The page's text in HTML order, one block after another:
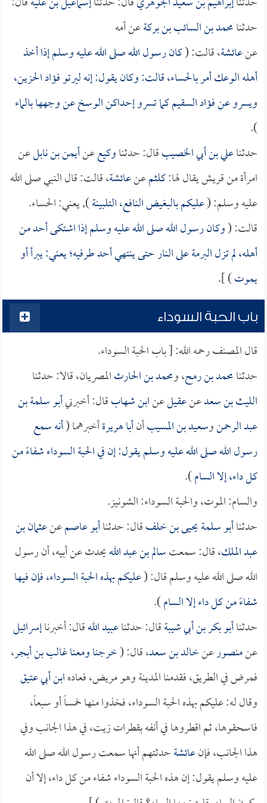
حدثنامحمد بن السائب بن بركةعن أمه
عنعائشة، قالت: (كان رسول الله صلى الله عليه وسلم إذا أخذ
أهله الوعك أمر بالحساء، قالت: وكان يقول: إنه ليرتو فؤاد الحزين،
ويسرو عن فؤاد السقيم كما تسرو إحداكن الوسخ عن وجهها بالماء
).
حدثناعلي بن أبي الخصيبقال: حدثناوكيععنأيمن بن نابلعن
امرأة من قريش يقال لها:كلثمعنعائشة، قالت: قال النبي صلى الله
عليه وسلم: (عليكم بالبغيض النافع، التلبينة), يعني: الحساء.
قالت: (وكان رسول الله صلى الله عليه وسلم إذا اشتكى أحد من
أهله، لم تزل البرمة على النار حتى ينتهي أحد طرفيه؛ يعني: يبرأ أو
يموت) ].
باب الحبة السوداء
قال المصنف رحمه الله: [ باب الحبة السوداء.
حدثنامحمد بن رمح، ومحمد بن الحارثالمصريان، قالا: حدثنا
الليث بن سعدعنعقيلعنابن شهابقال: أخبرنيأبو سلمة بن
عبد الرحمنوسعيد بن المسيبأنأبا هريرةأخبرهما (أنه سمع
رسول الله صلى الله عليه وسلم يقول: إن في الحبة السوداء شفاءً من
كل داء، إلا السام).
والسام: الموت، والحبة السوداء: الشونيز.
حدثناأبو سلمة يحيى بن خلفقال: حدثناأبو عاصمعنعثمان بن
عبد الملك، قال: سمعتسالم بن عبد اللهيحدث عن أبيه، أن رسول
الله صلى الله عليه وسلم قال: (عليكم بهذه الحبة السوداء، فإن فيها
شفاءً من كل داء إلا السام).
حدثناأبو بكر بن أبي شيبةقال: حدثناعبيد اللهقال: أخبرناإسرائيل
عنمنصورعنخالد بن سعد، قال: (خرجنا ومعناغالب بن أبجر،
فمرض في الطريق، فقدمنا المدينة وهو مريض، فعادهابن أبي عتيق
وقال له: عليكم بهذه الحبة السوداء، فخذوا منها خمساً أو سبعاً،
فاسحقوها، ثم اقطروها في أنفه بقطرات زيت، في هذا الجانب وفي
هذا الجانب، فإنعائشةحدثتهم أنها سمعت رسول الله صلى الله
عليه وسلم يقول: إن هذه الحبة السوداء شفاء من كل داء، إلا أن